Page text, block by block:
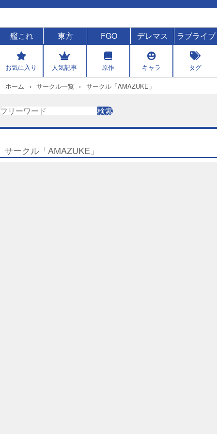
艦これ 東方 FGO デレマス ラブライブ
お気に入り 人気記事 原作 キャラ タグ
ホーム サークル一覧 サークル「AMAZUKE」
検
索
検索
サークル「AMAZUKE」